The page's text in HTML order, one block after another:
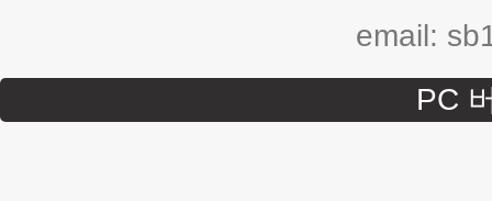
email:
PC